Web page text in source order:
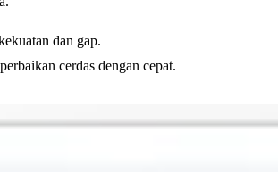
dan gap.
cerdas dengan cepat.